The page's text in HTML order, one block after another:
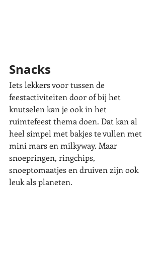
Snacks
Iets lekkers voor tussen de
feestactiviteiten door of bij het
knutselen kan je ook in het
ruimtefeest thema doen. Dat kan al
heel simpel met bakjes te vullen met
mini mars en milkyway. Maar
snoepringen, ringchips,
snoeptomaatjes en druiven zijn ook
leuk als planeten.